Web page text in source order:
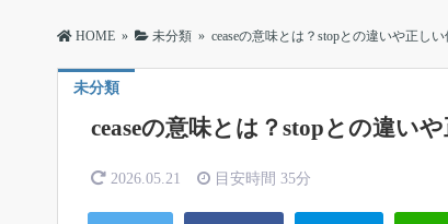
HOME » 未分類 » ceaseの意味とは？stopとの違いや正し
未分類
ceaseの意味とは？stopとの違い
2026.05.21 目安時間 35分